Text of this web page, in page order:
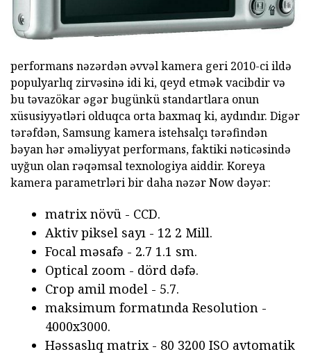
performans nəzərdən əvvəl kamera geri 2010-ci ildə
populyarlıq zirvəsinə idi ki, qeyd etmək vacibdir və
bu təvazökar əgər bugünkü standartlara onun
xüsusiyyətləri olduqca orta baxmaq ki, aydındır. Digər
tərəfdən, Samsung kamera istehsalçı tərəfindən
bəyan hər əməliyyat performans, faktiki nəticəsində
uyğun olan rəqəmsal texnologiya aiddir. Koreya
kamera parametrləri bir daha nəzər Now dəyər:
matrix növü - CCD.
Aktiv piksel sayı - 12 2 Mill.
Focal məsafə - 2.7 1.1 sm.
Optical zoom - dörd dəfə.
Crop amil model - 5.7.
maksimum formatında Resolution -
4000x3000.
Həssaslıq matrix - 80 3200 ISO avtomatik